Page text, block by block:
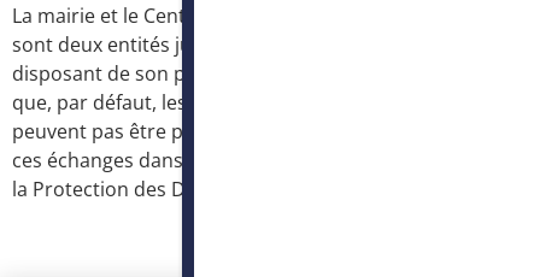
La mairie et le Centre Communal d’Action Sociale (CCAS)
sont deux entités juridiquement distinctes, chacune
disposant de son propre numéro de SIREN. Cela signifie
que, par défaut, les données qu’elles collectent ne
peuvent pas être partagées librement. Pour encadrer
ces échanges dans le respect du Règlement Général sur
la Protection des Données (RGPD), il est […]